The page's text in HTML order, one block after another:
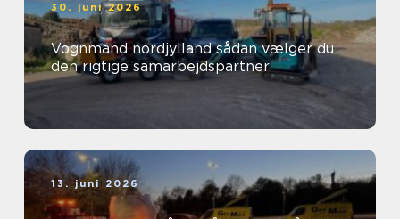
30. juni 2026
Vognmand nordjylland sådan vælger du
den rigtige samarbejdspartner
13. juni 2026